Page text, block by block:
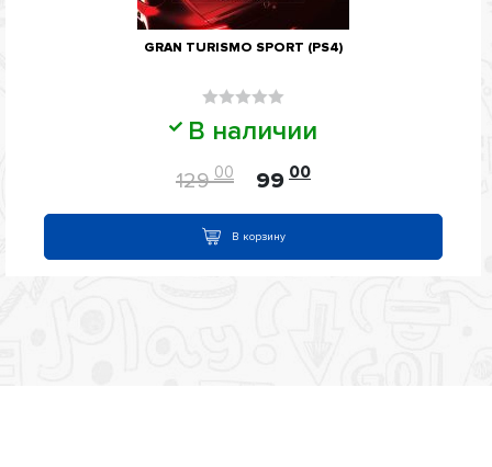
GRAN TURISMO SPORT (PS4)
Оценка
0
из
5
В наличии
129 00 99 00
В корзину